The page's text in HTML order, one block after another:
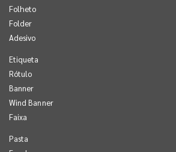
Folheto
Folder
Adesivo
Etiqueta
Rótulo
Banner
Wind Banner
Faixa
Pasta